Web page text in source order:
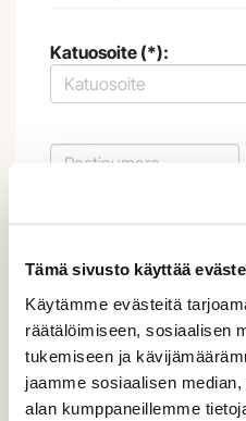
Tämä sivusto käyttää
Käytämme evästeitä
räätälöimiseen, sosiaalisen
tukemiseen ja
jaamme sosiaalisen
alan kumppaneillemme
Katuosoite (*):
Golf jäsenyys
Valitse seura: